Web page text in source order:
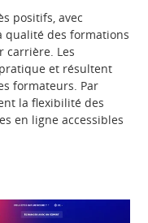
positifs, avec
qualité des formations
carrière. Les
et résultent
formateurs. Par
la flexibilité des
en ligne accessibles